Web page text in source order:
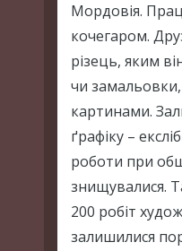
Мордовія.
кочегаром.
різець, яким
чи
картинами.
ґрафіку –
роботи при
знищувалися.
200 робіт
залишилися